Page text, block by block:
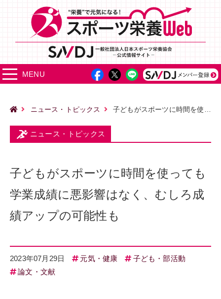
MENU
ニュース・トピックス 子どもがスポーツに時間を使っても学業成績に悪影響はなく、むしろ成績アップの可能性も
ニュース・トピックス
子どもがスポーツに時間を使っても
学業成績に悪影響はなく、むしろ成
績アップの可能性も
2023年07月29日 元気・健康
子ども・部活動
論文・文献